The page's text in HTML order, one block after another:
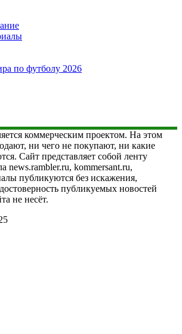
по футболу 2026
коммерческим проектом. На этом
ни чего не покупают, ни какие
Сайт представляет собой ленту
news.rambler.ru, kommersant.ru,
публикуются без искажения,
публикуемых новостей
не несёт.